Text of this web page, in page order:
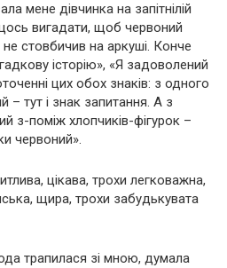
мене дівчинка на запітнілій
вигадати, щоб червоний
стовбичив на аркуші. Конче
історію», «Я задоволений
цих обох знаків: з одного
– тут і знак запитання. А з
з-поміж хлопчиків-фігурок –
червоний».
цікава, трохи легковажна,
щира, трохи забудькувата
трапилася зі мною, думала